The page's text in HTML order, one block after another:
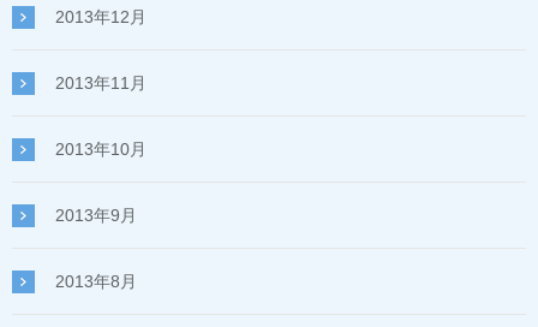
2013年12月
2013年11月
2013年10月
2013年9月
2013年8月